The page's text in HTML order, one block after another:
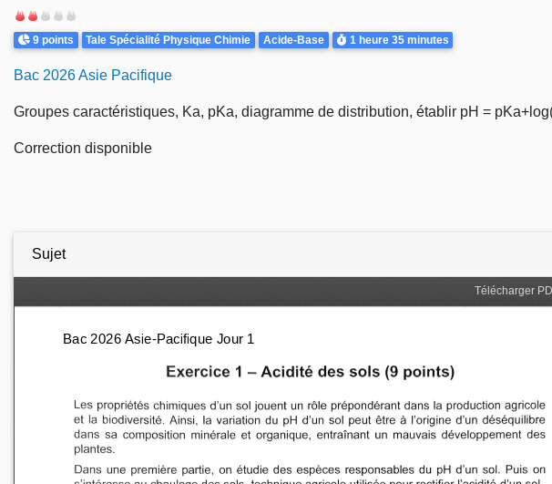
Difficulté
Points
9 points Theme
Tale Spécialité Physique Chimie Acide-Base Durée
1 heure 35 minutes
Bac 2026 Asie Pacifique
Groupes caractéristiques, Ka, pKa, diagramme de distribution, établir pH =
Correction disponible
Sujet